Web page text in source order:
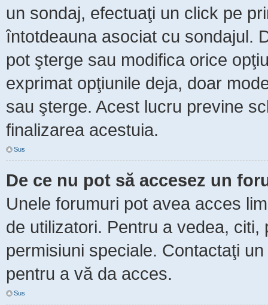
un sondaj, efectuaţi un click pe
întotdeauna asociat cu sondajul.
pot şterge sau modifica orice
exprimat opţiunile deja, doar
sau şterge. Acest lucru previne
finalizarea acestuia.
Sus
De ce nu pot să accesez un
Unele forumuri pot avea acces
de utilizatori. Pentru a vedea,
permisiuni speciale. Contactaţi
pentru a vă da acces.
Sus